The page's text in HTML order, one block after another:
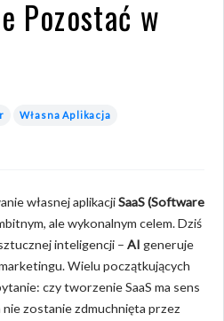
Pozostać w
Własna Aplikacja
własnej aplikacjiSaaS (Software
ale wykonalnym celem. Dziś
inteligencji – AI generuje
Wielu początkujących
czy tworzenie SaaS ma sens
nie zostanie zdmuchnięta przez